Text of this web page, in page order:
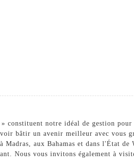
notre idéal de gestion pour
bâtir un avenir meilleur avec vous
aux Bahamas et dans l'État de
Nous vous invitons également à